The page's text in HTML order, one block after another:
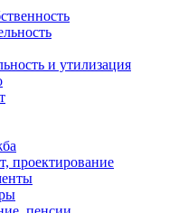
и утилизация
проектирование